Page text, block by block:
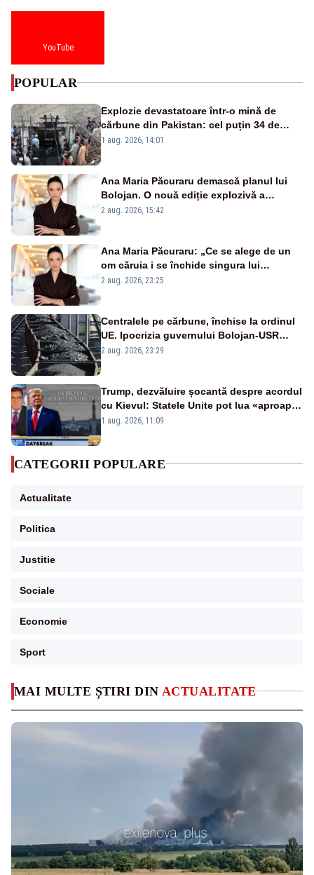
MAI MULTE ȘTIRI DIN ACTUALITATE
YouTube
POPULAR
Explozie devastatoare într-o mină de
cărbune din Pakistan: cel puțin 34 de
morți - VIDEO
1 aug. 2026, 14:01
Ana Maria Păcuraru demască planul lui
Bolojan. O nouă ediție explozivă a
emisiunii „Miza Zilei” la Realitatea PLUS
2 aug. 2026, 15:42
Ana Maria Păcuraru: „Ce se alege de un
om căruia i se închide singura lui
portiță?”
2 aug. 2026, 23:25
Centralele pe cărbune, închise la ordinul
UE. Ipocrizia guvernului Bolojan-USR
după starea de alertă
2 aug. 2026, 23:29
Trump, dezvăluire șocantă despre acordul
cu Kievul: Statele Unite pot lua «aproape
tot ce vor» din minele Ucrainei”
1 aug. 2026, 11:09
CATEGORII POPULARE
Actualitate
Politica
Justitie
Sociale
Economie
Sport